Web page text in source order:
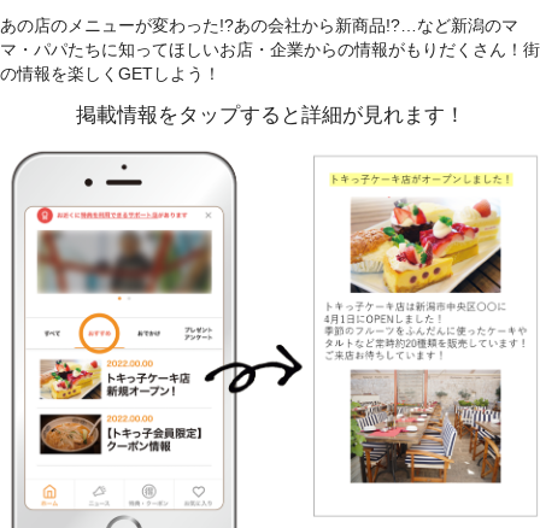
あの店のメニューが変わった!?あの会社から新商品!?…など新潟のマ
マ・パパたちに知ってほしいお店・企業からの情報がもりだくさん！街
の情報を楽しくGETしよう！
掲載情報をタップすると詳細が見れます！